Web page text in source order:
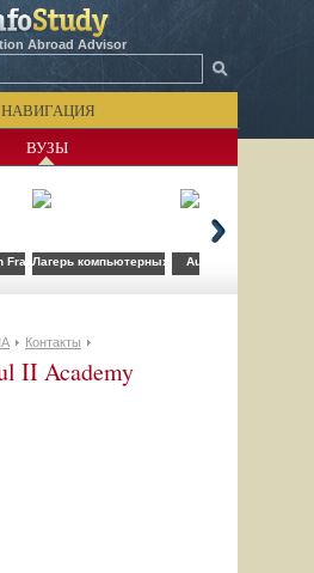
Abroad Advisor
НАВИГАЦИЯ
ВУЗЫ
Francisco
Лагерь компьютерных технологий FLS при
Auburn University
Контакты
II Academy